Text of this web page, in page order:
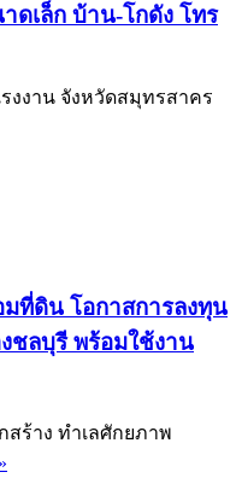
ดเล็ก บ้าน-โกดัง โทร
งาน จังหวัดสมุทรสาคร
ที่ดิน โอกาสการลงทุน
ชลบุรี พร้อมใช้งาน
ร้าง ทำเลศักยภาพ